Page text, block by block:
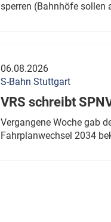
sperren (Bahnhöfe sollen
06.08.2026
S-Bahn Stuttgart
VRS schreibt
Vergangene Woche gab
Fahrplanwechsel 2034